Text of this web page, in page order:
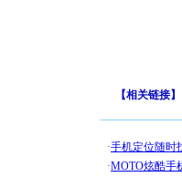
【相关链接】